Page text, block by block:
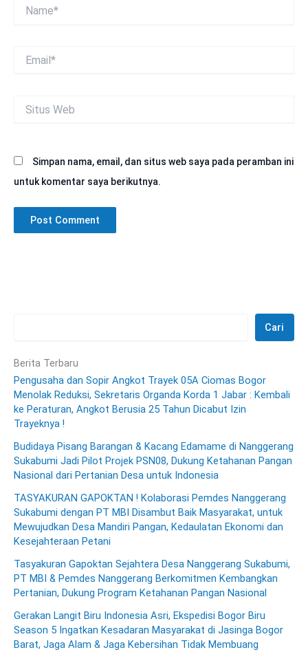
Web
Simpan nama, email, dan situs web saya pada peramban ini
untuk komentar saya berikutnya.
Cari
Berita Terbaru
Pengusaha dan Sopir Angkot Trayek 05A Ciomas Bogor
Menolak Reduksi, Sekretaris Organda Korda 1 Jabar : Kembali
ke Peraturan, Angkot Berusia 25 Tahun Dicabut Izin
Trayeknya !
Budidaya Pisang Barangan & Kacang Edamame di Nanggerang
Sukabumi Jadi Pilot Projek PSN08, Dukung Ketahanan Pangan
Nasional dari Pertanian Desa untuk Indonesia
TASYAKURAN GAPOKTAN ! Kolaborasi Pemdes Nanggerang
Sukabumi dengan PT MBI Disambut Baik Masyarakat, untuk
Mewujudkan Desa Mandiri Pangan, Kedaulatan Ekonomi dan
Kesejahteraan Petani
Tasyakuran Gapoktan Sejahtera Desa Nanggerang Sukabumi,
PT MBI & Pemdes Nanggerang Berkomitmen Kembangkan
Pertanian, Dukung Program Ketahanan Pangan Nasional
Gerakan Langit Biru Indonesia Asri, Ekspedisi Bogor Biru
Season 5 Ingatkan Kesadaran Masyarakat di Jasinga Bogor
Barat, Jaga Alam & Jaga Kebersihan Tidak Membuang